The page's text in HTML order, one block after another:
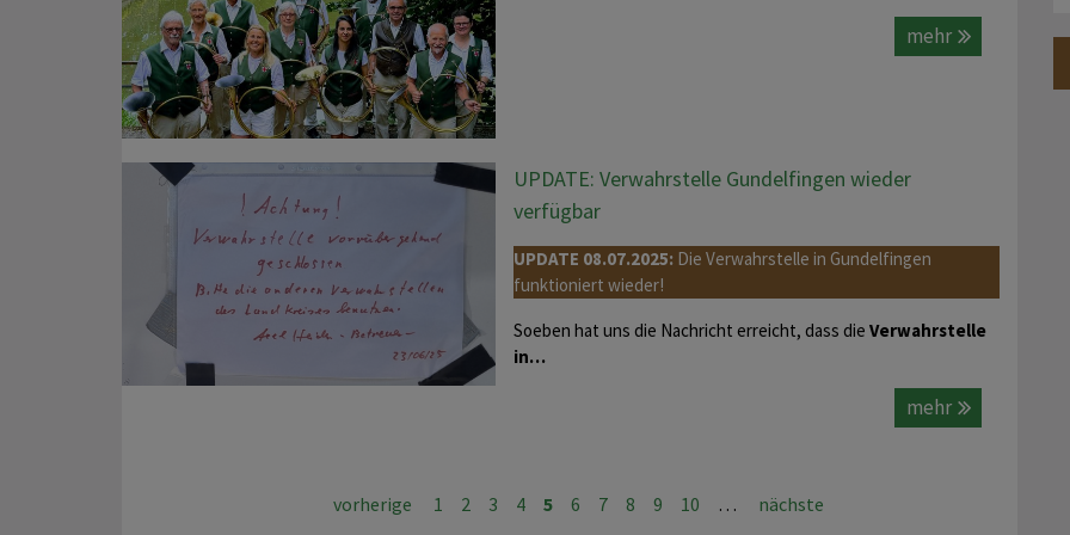
mehr
UPDATE: Verwahrstelle Gundelfingen wieder
verfügbar
UPDATE 08.07.2025: Die Verwahrstelle in Gundelfingen
funktioniert wieder!
Soeben hat uns die Nachricht erreicht, dass die Verwahrstelle
in…
mehr
vorherige 1 2 3 4 5 6 7 8 9 10 …
nächste